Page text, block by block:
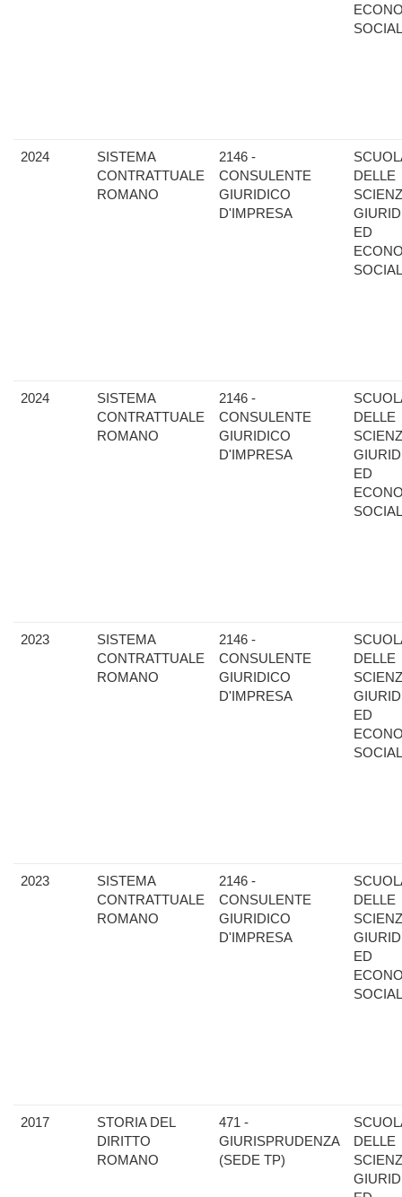
2024
SISTEMA
CONTRATTUALE
ROMANO
2146 -
CONSULENTE
GIURIDICO
D'IMPRESA
DELLE
ED
2024
SISTEMA
CONTRATTUALE
ROMANO
2146 -
CONSULENTE
GIURIDICO
D'IMPRESA
DELLE
ED
2023
SISTEMA
CONTRATTUALE
ROMANO
2146 -
CONSULENTE
GIURIDICO
D'IMPRESA
DELLE
ED
2023
SISTEMA
CONTRATTUALE
ROMANO
2146 -
CONSULENTE
GIURIDICO
D'IMPRESA
DELLE
ED
2017
STORIA DEL
DIRITTO
ROMANO
471 -
GIURISPRUDENZA
(SEDE TP)
DELLE